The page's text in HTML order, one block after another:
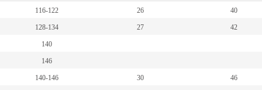
116-122 26 40
128-134 27 42
140
146
140-146 30 46